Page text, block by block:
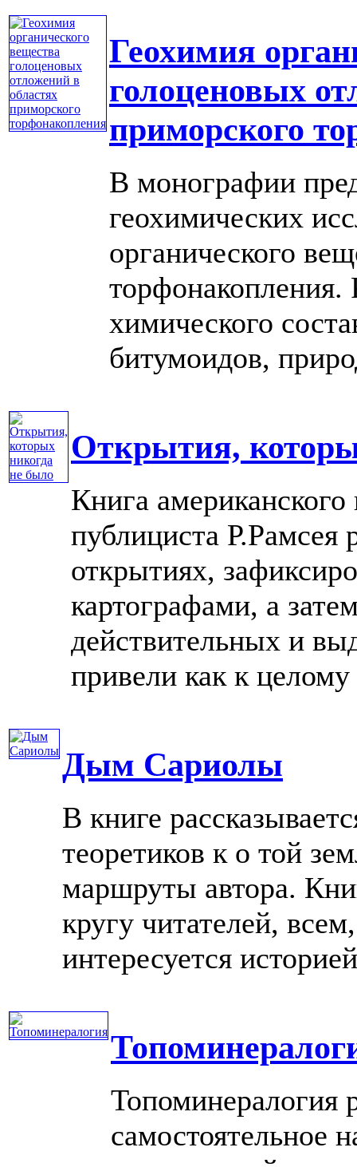
Геохимия
голоценовых
приморского
В монографии
геохимических
органического
химического
битумоидов,
Открытия,
Книга
публициста Р.Рамсея
открытиях,
картографами, а
действительных и
привели как к
Дым Сариолы
В книге
теоретиков к о той
маршруты автора.
кругу читателей,
интересуется
Топоминералогия
самостоятельное